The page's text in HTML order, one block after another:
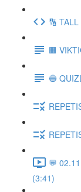
🔢
🟧
🔵
💬
(3:41)